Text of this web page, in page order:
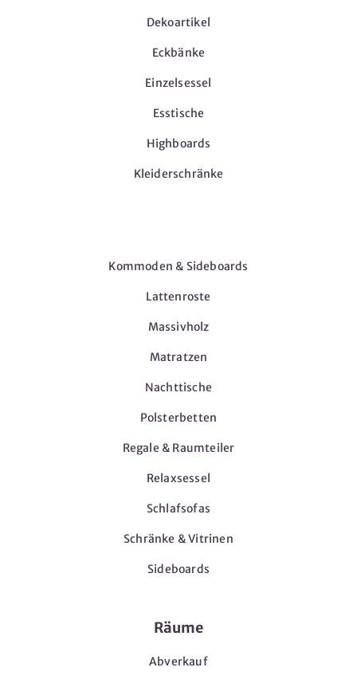
Dekoartikel
Eckbänke
Einzelsessel
Esstische
Highboards
Kleiderschränke
Kommoden & Sideboards
Lattenroste
Massivholz
Matratzen
Nachttische
Polsterbetten
Regale & Raumteiler
Relaxsessel
Schlafsofas
Schränke & Vitrinen
Sideboards
Räume
Abverkauf